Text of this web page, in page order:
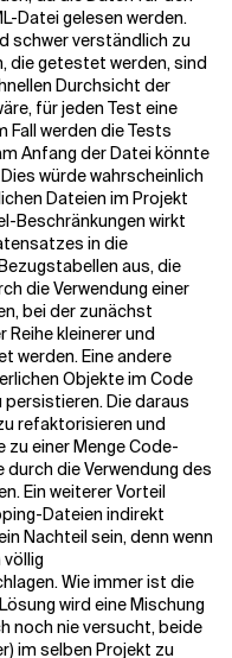
Datei gelesen werden.
schwer verständlich zu
die getestet werden, sind
Durchsicht der
für jeden Test eine
Fall werden die Tests
Anfang der Datei könnte
würde wahrscheinlich
Dateien im Projekt
Beschränkungen wirkt
in die
aus, die
die Verwendung einer
bei der zunächst
kleinerer und
werden. Eine andere
Objekte im Code
Die daraus
refaktorisieren und
zu einer Menge Code-
die Verwendung des
Ein weiterer Vorteil
Dateien indirekt
Nachteil sein, denn wenn
Wie immer ist die
wird eine Mischung
noch nie versucht, beide
im selben Projekt zu